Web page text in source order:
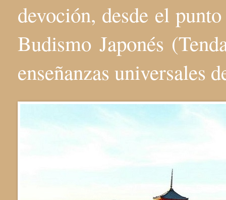
devoción, desde el
Budismo Japonés
enseñanzas universales